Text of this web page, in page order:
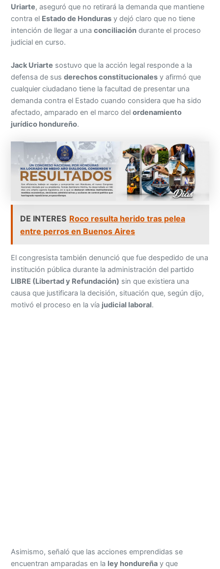
Uriarte, aseguró que no retirará la demanda que mantiene
contra el Estado de Honduras y dejó claro que no tiene
intención de llegar a unaconciliación durante el proceso
judicial en curso.
Jack Uriarte sostuvo que la acción legal responde a la
defensa de susderechos constitucionales y afirmó que
cualquier ciudadano tiene la facultad de presentar una
demanda contra el Estado cuando considera que ha sido
afectado, amparado en el marco delordenamiento
jurídico hondureño.
DE INTERES Roco resulta herido tras pelea
entre perros en Buenos Aires
El congresista también denunció que fue despedido de una
institución pública durante la administración del partido
LIBRE (Libertad y Refundación) sin que existiera una
causa que justificara la decisión, situación que, según dijo,
motivó el proceso en la vía judicial laboral.
Asimismo, señaló que las acciones emprendidas se
encuentran amparadas en la ley hondureña y que